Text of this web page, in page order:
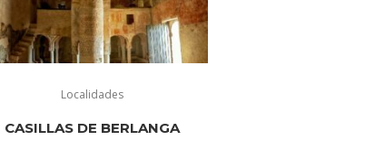
Localidades
CASILLAS DE BERLANGA